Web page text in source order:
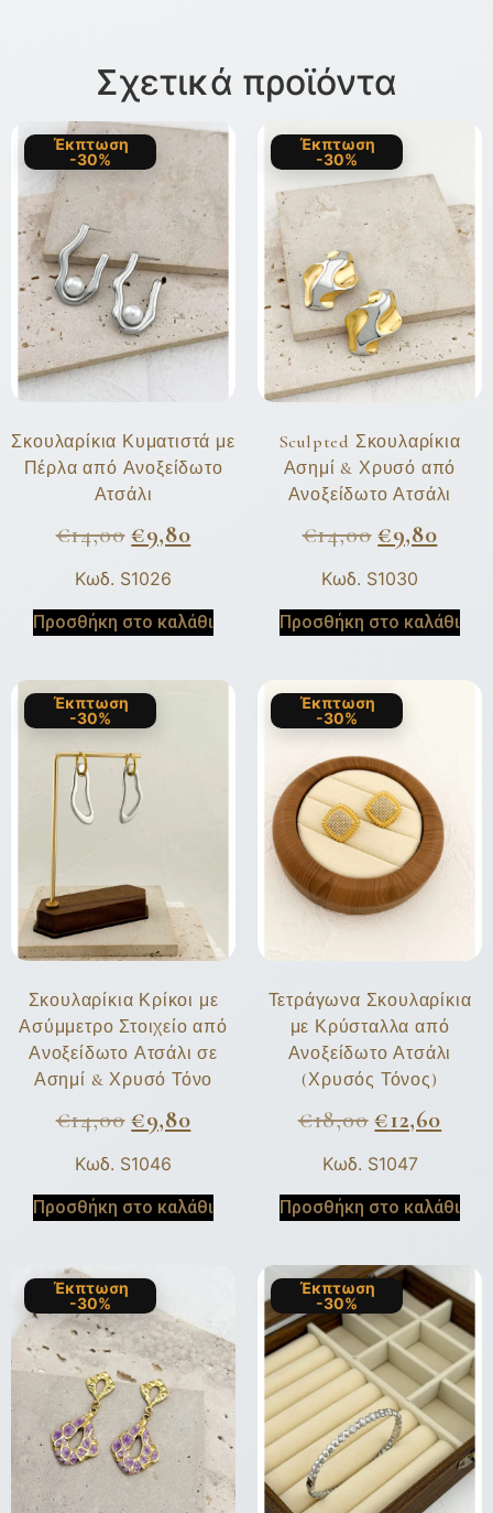
Σχετικά προϊόντα
Έκπτωση
-30%
Σκουλαρίκια Κυματιστά με
Πέρλα από Ανοξείδωτο
Ατσάλι
€14,00 €9,80
Κωδ. S1026
Προσθήκη στο καλάθι
Έκπτωση
-30%
Sculpted Σκουλαρίκια
Ασημί & Χρυσό από
Ανοξείδωτο Ατσάλι
€14,00 €9,80
Κωδ. S1030
Προσθήκη στο καλάθι
Έκπτωση
-30%
Σκουλαρίκια Κρίκοι με
Ασύμμετρο Στοιχείο από
Ανοξείδωτο Ατσάλι σε
Ασημί & Χρυσό Τόνο
€14,00 €9,80
Κωδ. S1046
Προσθήκη στο καλάθι
Έκπτωση
-30%
Τετράγωνα Σκουλαρίκια
με Κρύσταλλα από
Ανοξείδωτο Ατσάλι
(Χρυσός Τόνος)
€18,00 €12,60
Κωδ. S1047
Προσθήκη στο καλάθι
Έκπτωση
-30%
Έκπτωση
-30%